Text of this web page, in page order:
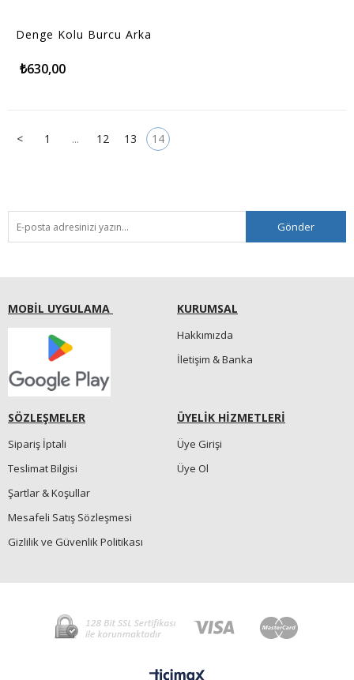
Denge Kolu Burcu Arka
₺630,00
< 1 ... 12 13 14
Gönder
MOBİL UYGULAMA KURUMSAL
Hakkımızda
İletişim & Banka
SÖZLEŞMELER
Sipariş İptali
Teslimat Bilgisi
Şartlar & Koşullar
Mesafeli Satış Sözleşmesi
Gizlilik ve Güvenlik Politikası
ÜYELİK HİZMETLERİ
Üye Girişi
Üye Ol